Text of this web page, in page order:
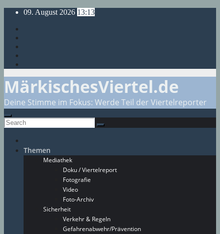
Skip
content
09. August 2026 13:13
MärkischesViertel.de
Deine Stimme im Fokus: Werde Teil der Viertelreporter
Themen
Mediathek
Doku / Viertelreport
Fotografie
Video
Foto-Archiv
Sicherheit
Verkehr & Regeln
Gefahrenabwehr/Prävention